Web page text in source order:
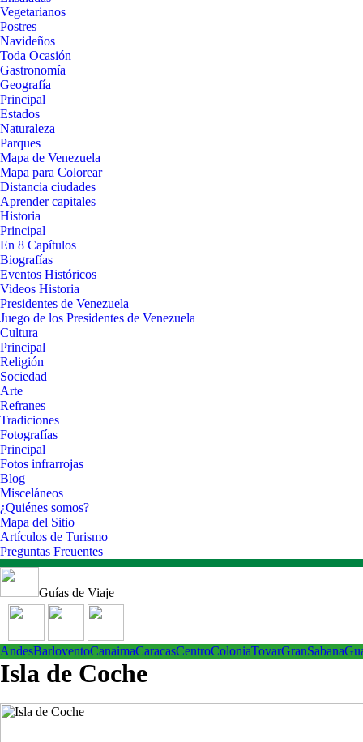
Vegetarianos
Postres
Navideños
Toda Ocasión
Gastronomía
Geografía
Principal
Estados
Naturaleza
Parques
Mapa de Venezuela
Mapa para Colorear
Distancia ciudades
Aprender capitales
Historia
Principal
En 8 Capítulos
Biografías
Eventos Históricos
Videos Historia
Presidentes de Venezuela
Juego de los Presidentes de Venezuela
Cultura
Principal
Religión
Sociedad
Arte
Refranes
Tradiciones
Fotografías
Principal
Fotos infrarrojas
Blog
Misceláneos
¿Quiénes somos?
Mapa del Sitio
Artículos de Turismo
Preguntas Freuentes
Guías de Viaje
AndesBarloventoCanaimaCaracasCentroColoniaTovarGranSabana
Isla de Coche